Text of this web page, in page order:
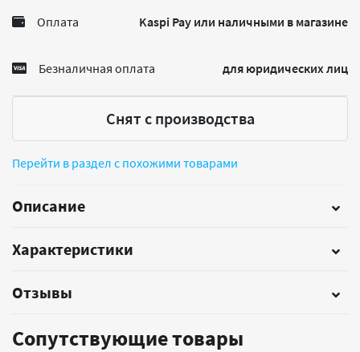
Оплата Kaspi Pay или наличными в магазине
Безналичная оплата для юридических лиц
Снят с производства
Перейти в раздел с похожими товарами
Описание
Характеристики
Отзывы
Сопутствующие товары